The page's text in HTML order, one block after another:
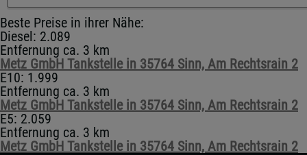
Beste Preise in ihrer Nähe:
Diesel: 2.089
Entfernung ca. 3 km
Metz GmbH Tankstelle in 35764 Sinn, Am Rechtsrain 2
E10: 1.999
Entfernung ca. 3 km
Metz GmbH Tankstelle in 35764 Sinn, Am Rechtsrain 2
E5: 2.059
Entfernung ca. 3 km
Metz GmbH Tankstelle in 35764 Sinn, Am Rechtsrain 2